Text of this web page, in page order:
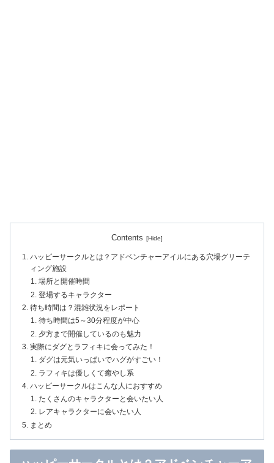
Contents
ハッピーサークルとは？アドベンチャーアイルにある穴場グリーテ
ィング施設
場所と開催時間
登場するキャラクター
待ち時間は？混雑状況をレポート
待ち時間は5～30分程度が中心
夕方まで開催しているのも魅力
実際にダグとラフィキに会ってみた！
ダグは元気いっぱいでハグがすごい！
ラフィキは優しくて癒やし系
ハッピーサークルはこんな人におすすめ
たくさんのキャラクターと会いたい人
レアキャラクターに会いたい人
まとめ